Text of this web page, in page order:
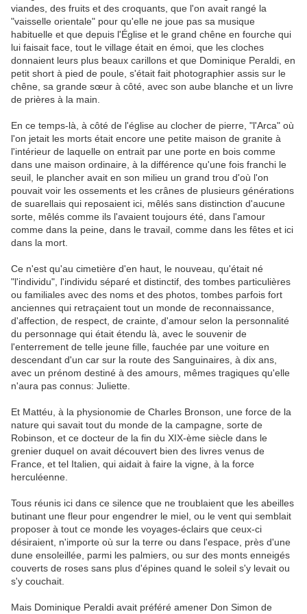
viandes, des fruits et des croquants, que l'on avait rangé la
"vaisselle orientale" pour qu'elle ne joue pas sa musique
habituelle et que depuis l'Église et le grand chêne en fourche qui
lui faisait face, tout le village était en émoi, que les cloches
donnaient leurs plus beaux carillons et que Dominique Peraldi, en
petit short à pied de poule, s'était fait photographier assis sur le
chêne, sa grande sœur à côté, avec son aube blanche et un livre
de prières à la main.
En ce temps-là, à côté de l'église au clocher de pierre, "l'Arca" où
l'on jetait les morts était encore une petite maison de granite à
l'intérieur de laquelle on entrait par une porte en bois comme
dans une maison ordinaire, à la différence qu'une fois franchi le
seuil, le plancher avait en son milieu un grand trou d'où l'on
pouvait voir les ossements et les crânes de plusieurs générations
de suarellais qui reposaient ici, mêlés sans distinction d'aucune
sorte, mêlés comme ils l'avaient toujours été, dans l'amour
comme dans la peine, dans le travail, comme dans les fêtes et ici
dans la mort.
Ce n'est qu'au cimetière d'en haut, le nouveau, qu'était né
"l'individu", l'individu séparé et distinctif, des tombes particulières
ou familiales avec des noms et des photos, tombes parfois fort
anciennes qui retraçaient tout un monde de reconnaissance,
d'affection, de respect, de crainte, d'amour selon la personnalité
du personnage qui était étendu là, avec le souvenir de
l'enterrement de telle jeune fille, fauchée par une voiture en
descendant d'un car sur la route des Sanguinaires, à dix ans,
avec un prénom destiné à des amours, mêmes tragiques qu'elle
n'aura pas connus: Juliette.
Et Mattéu, à la physionomie de Charles Bronson, une force de la
nature qui savait tout du monde de la campagne, sorte de
Robinson, et ce docteur de la fin du XIX-ème siècle dans le
grenier duquel on avait découvert bien des livres venus de
France, et tel Italien, qui aidait à faire la vigne, à la force
herculéenne.
Tous réunis ici dans ce silence que ne troublaient que les abeilles
butinant une fleur pour engendrer le miel, ou le vent qui semblait
proposer à tout ce monde les voyages-éclairs que ceux-ci
désiraient, n'importe où sur la terre ou dans l'espace, près d'une
dune ensoleillée, parmi les palmiers, ou sur des monts enneigés
couverts de roses sans plus d'épines quand le soleil s'y levait ou
s'y couchait.
Mais Dominique Peraldi avait préféré amener Don Simon de